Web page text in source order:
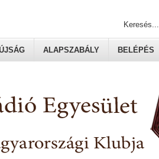
ALAPSZABÁLY BELÉPÉS
Keresés...